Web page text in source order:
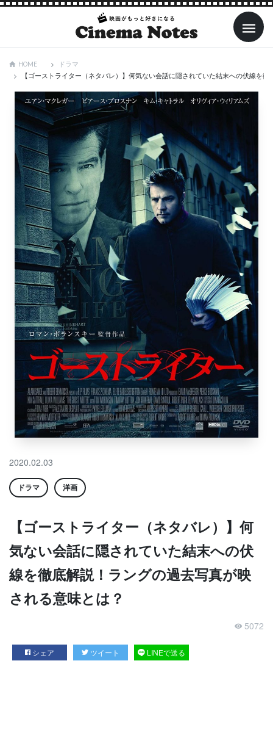
HOME
ドラマ
【ゴーストライター（ネタバレ）】何気ない会話に隠されていた結末への伏線を
2020.02.03
ドラマ 洋画
【ゴーストライター（ネタバレ）】何
気ない会話に隠されていた結末への伏
線を徹底解説！ラングの過去写真が映
される意味とは？
5072
シェア ツイート LINEで送る